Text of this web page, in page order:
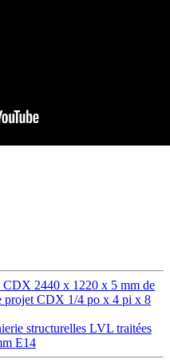
CDX 2440 x 1220 x 5 mm de
projet CDX 1/4 po x 4 pi x 8
structurelles LVL traitées
E14